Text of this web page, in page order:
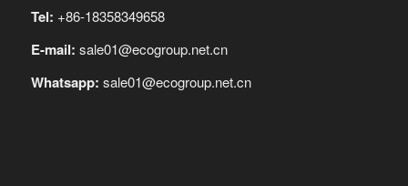
Tel: +86-18358349658
E-mail: sale01@ecogroup.net.cn
Whatsapp: sale01@ecogroup.net.cn